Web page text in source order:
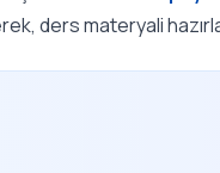
ders materyali